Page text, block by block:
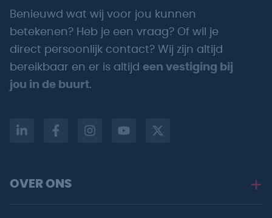
Benieuwd wat wij voor jou kunnen
betekenen? Heb je een vraag? Of wil je
direct persoonlijk contact? Wij zijn altijd
bereikbaar en er is altijd een vestiging bij
jou in de buurt.
OVER ONS